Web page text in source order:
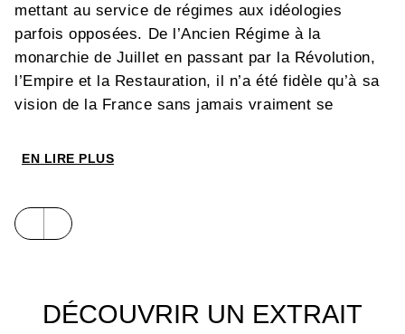
mettant au service de régimes aux idéologies
parfois opposées. De l’Ancien Régime à la
monarchie de Juillet en passant par la Révolution,
l’Empire et la Restauration, il n’a été fidèle qu’à sa
vision de la France sans jamais vraiment se
l’homme du quotidien, Marie Bardiaux-Vaïente
s’appuyant sur le grand historien Emmanuel de
historique. En 1815, au Congrès de Vienne,
Talleyrand joue l’avenir d’une France vaincue sur un
EN LIRE PLUS
DÉCOUVRIR UN EXTRAIT